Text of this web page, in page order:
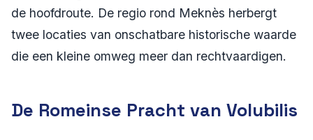
de hoofdroute. De regio rond Meknès herbergt
twee locaties van onschatbare historische waarde
die een kleine omweg meer dan rechtvaardigen.
De Romeinse Pracht van Volubilis